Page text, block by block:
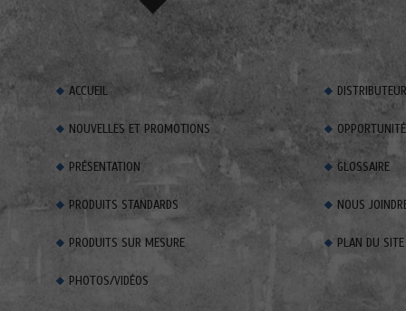
ACCUEIL
NOUVELLES ET PROMOTIONS
PRÉSENTATION
PRODUITS STANDARDS
PRODUITS SUR MESURE
PHOTOS/VIDÉOS
GLOSSAIRE
NOUS
PLAN DU SITE